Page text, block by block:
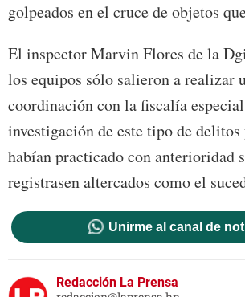
golpeados en el cruce de objetos
El inspector Marvin Flores de la
los equipos sólo salieron a realizar
coordinación con la fiscalía
investigación de este tipo de delitos
habían practicado con anterioridad
registrasen altercados como el
Unirme al canal de
Redacción La Prensa